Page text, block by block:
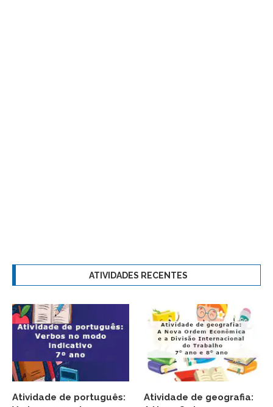
ATIVIDADES RECENTES
Atividade de português:
Atividade de geografia: